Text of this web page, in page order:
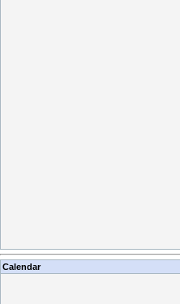
Calendar